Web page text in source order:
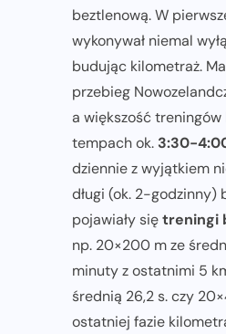
beztlenową. W
wykonywał niemal
budując kilometraż.
przebieg
a większość treningów
tempach ok. 3:30-
dziennie z wyjątkiem
długi (ok. 2-godzinny)
pojawiały siętreningi
np. 20×200 m ze
minuty z ostatnimi 5
średnią 26,2 s. czy
ostatniej fazie